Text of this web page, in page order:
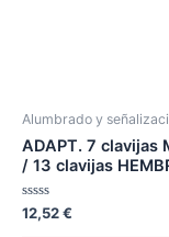
Alumbrado y
ADAPT. 7 clavijas
/ 13 clavijas
Valorado
en
12,52€